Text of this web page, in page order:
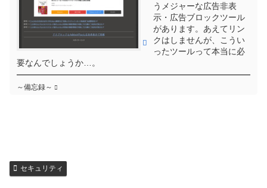
うメジャーな広告非表
示・広告ブロックツール
があります。あえてリン
クはしませんが、こうい
ったツールって本当に必
要なんでしょうか…。
～備忘録～
セキュリティ